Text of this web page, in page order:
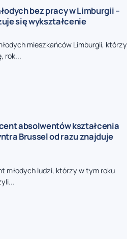
bez pracy w Limburgii –
się wykształcenie
mieszkańców Limburgii, którzy
rok...
absolwentów kształcenia
Brussel od razu znajduje
młodych ludzi, którzy w tym roku